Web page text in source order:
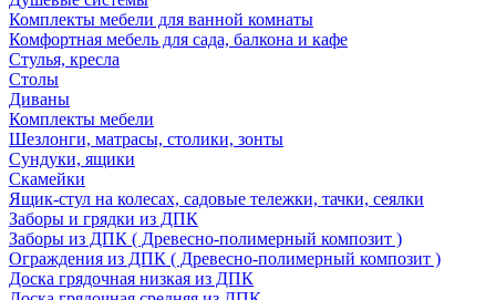
Комплекты мебели для ванной комнаты
Комфортная мебель для сада, балкона и кафе
Стулья, кресла
Столы
Диваны
Комплекты мебели
Шезлонги, матрасы, столики, зонты
Сундуки, ящики
Скамейки
Ящик-стул на колесах, садовые тележки, тачки, сеялки
Заборы и грядки из ДПК
Заборы из ДПК ( Древесно-полимерный композит )
Ограждения из ДПК ( Древесно-полимерный композит )
Доска грядочная низкая из ДПК